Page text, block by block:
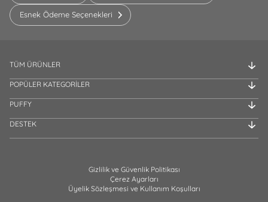
Esnek Ödeme Seçenekleri
TÜM ÜRÜNLER
POPÜLER KATEGORİLER
PUFFY
DESTEK
Gizlilik ve Güvenlik Politikası
Çerez Ayarları
Üyelik Sözleşmesi ve Kullanım Koşulları